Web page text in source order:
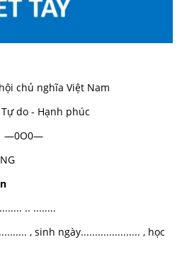
chủ nghĩa Việt Nam
do - Hạnh phúc
—0O0—
.. ........
, sinh ngày..................... , học